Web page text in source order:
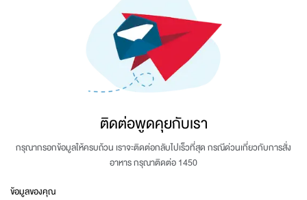
ติดต่อพูดคุยกับเรา
กรุณากรอกข้อมูลให้ครบถ้วน เราจะติดต่อกลับไปเร็วที่สุดกรณีด่วนเกี่ยวกับการสั่ง
อาหาร กรุณาติดต่อ1450
ข้อมูลของคุณ